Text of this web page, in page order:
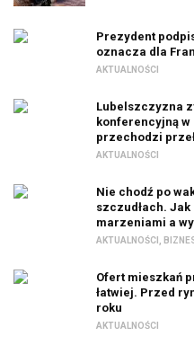
Prezydent
oznacza dla
AKTUALNOŚCI
Lubelszczyzna
konferencyjną
przechodzi
AKTUALNOŚCI
Nie chodź po
szczudłach.
marzeniami a
AKTUALNOŚCI
Ofert mieszkań
łatwiej. Przed
roku
AKTUALNOŚCI